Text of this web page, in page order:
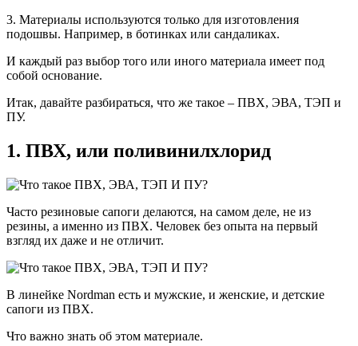
3. Материалы используются только для изготовления
подошвы. Например, в ботинках или сандаликах.
И каждый раз выбор того или иного материала имеет под
собой основание.
Итак, давайте разбираться, что же такое – ПВХ, ЭВА, ТЭП и
ПУ.
1. ПВХ, или поливинилхлорид
Часто резиновые сапоги делаются, на самом деле, не из
резины, а именно из ПВХ. Человек без опыта на первый
взгляд их даже и не отличит.
В линейке Nordman есть и мужские, и женские, и детские
сапоги из ПВХ.
Что важно знать об этом материале.